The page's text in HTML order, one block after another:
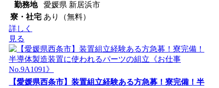
勤務地
愛媛県 新居浜市
寮・社宅 あり（無料）
詳しく
見る
【愛媛県西条市】装置組立経験ある方急募！寮完備！半